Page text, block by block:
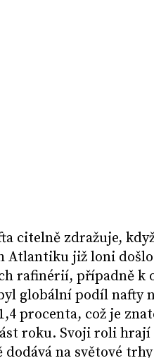
citelně zdražuje,
Atlantiku již loni
rafinérií, případně k
globální podíl nafty
procenta, což je
roku. Svoji roli hrají
dodává na světové